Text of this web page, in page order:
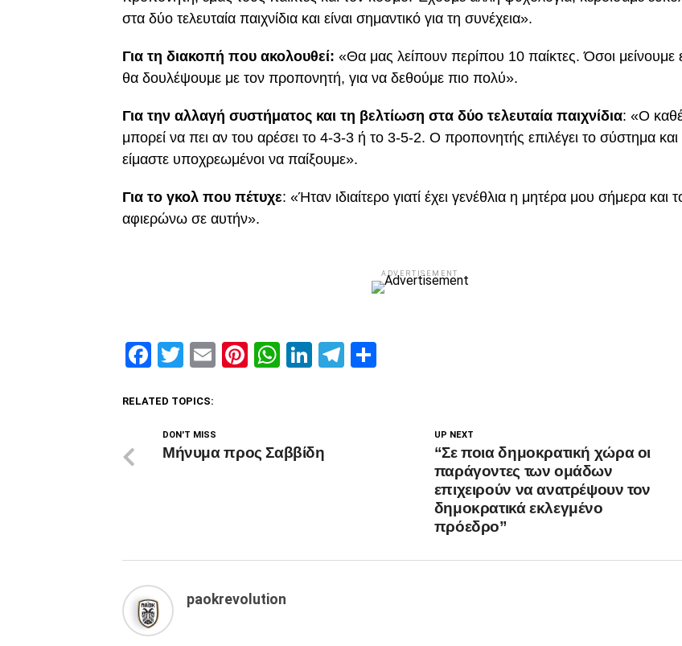
στα δύο τελευταία παιχνίδια και είναι σημαντικό για τη συνέχεια».
Για τη διακοπή που ακολουθεί: «Θα μας λείπουν περίπου 10 παίκτες. Όσοι μείνουμε
θα δουλέψουμε με τον προπονητή, για να δεθούμε πιο πολύ».
Για την αλλαγή συστήματος και τη βελτίωση στα δύο τελευταία παιχνίδια: «Ο
μπορεί να πει αν του αρέσει το 4-3-3 ή το 3-5-2. Ο προπονητής επιλέγει το σύστημα και
είμαστε υποχρεωμένοι να παίξουμε».
Για το γκολ που πέτυχε: «Ήταν ιδιαίτερο γιατί έχει γενέθλια η μητέρα μου σήμερα και
αφιερώνω σε αυτήν».
ADVERTISEMENT
Facebook
Twitter
EmailPinterest
WhatsApp
LinkedIn
Telegram
RELATED TOPICS:
UP NEXT
“Σε ποια δημοκρατική χώρα οι
παράγοντες των ομάδων
επιχειρούν να ανατρέψουν τον
δημοκρατικά εκλεγμένο
πρόεδρο”
DON'T MISS
Μήνυμα προς Σαββίδη
paokrevolution